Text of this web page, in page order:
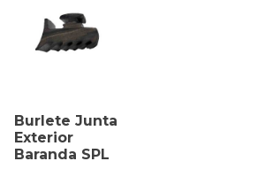
Burlete Junta
Exterior
Baranda SPL